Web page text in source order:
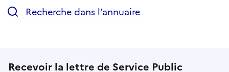
Recherche dans l’annuaire
Recevoir la lettre de Service Public